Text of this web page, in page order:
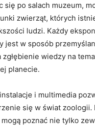
się po salach muzeum,
zwierząt, których
ludzi. ⁣Każdy
jest ‌w sposób
zgłębienie wiedzy ​na
planecie.
i multimedia
‌się w⁣ świat zoologii.
poznać nie tylko⁣